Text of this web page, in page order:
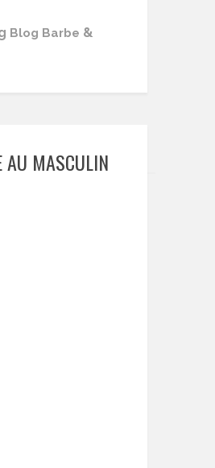
Blog Barbe &
AU MASCULIN